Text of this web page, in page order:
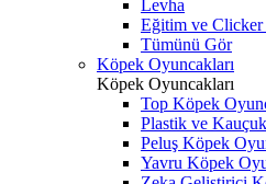
Levha
Eğitim ve
Tümünü Gör
Köpek Oyuncakları
Köpek Oyuncakları
Top Köpek
Plastik ve
Peluş Köpek
Yavru Köpek